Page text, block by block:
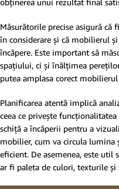
obținerea unui rezultat final
Măsurătorile precise asigură că
în considerare și că mobilierul
încăpere. Este important să
spațiului, ci și înălțimea
putea amplasa corect
Planificarea atentă implică
ceea ce privește
schiță a încăperii pentru a
mobilier, cum va circula
eficient. De asemenea, este util
ar fi paleta de culori, texturile